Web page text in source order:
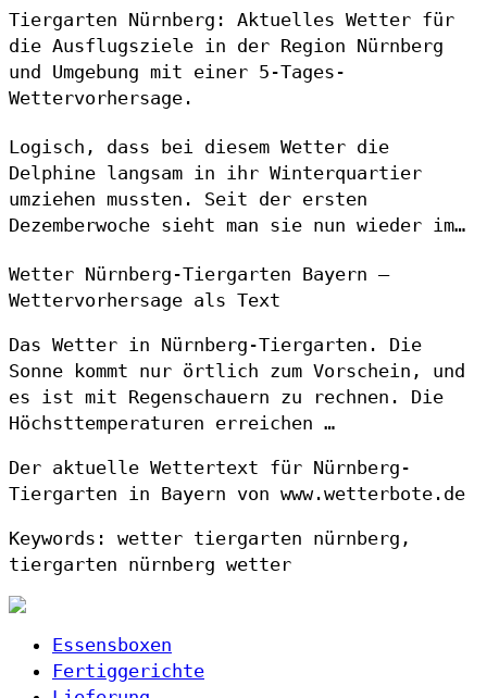
Tiergarten Nürnberg: Aktuelles Wetter für
die Ausflugsziele in der Region Nürnberg
und Umgebung mit einer 5-Tages-
Wettervorhersage.
Logisch, dass bei diesem Wetter die
Delphine langsam in ihr Winterquartier
umziehen mussten. Seit der ersten
Dezemberwoche sieht man sie nun wieder im…
Wetter Nürnberg-Tiergarten Bayern –
Wettervorhersage als Text
Das Wetter in Nürnberg-Tiergarten. Die
Sonne kommt nur örtlich zum Vorschein, und
es ist mit Regenschauern zu rechnen. Die
Höchsttemperaturen erreichen …
Der aktuelle Wettertext für Nürnberg-
Tiergarten in Bayern von www.wetterbote.de
Keywords: wetter tiergarten nürnberg,
tiergarten nürnberg wetter
Essensboxen
Fertiggerichte